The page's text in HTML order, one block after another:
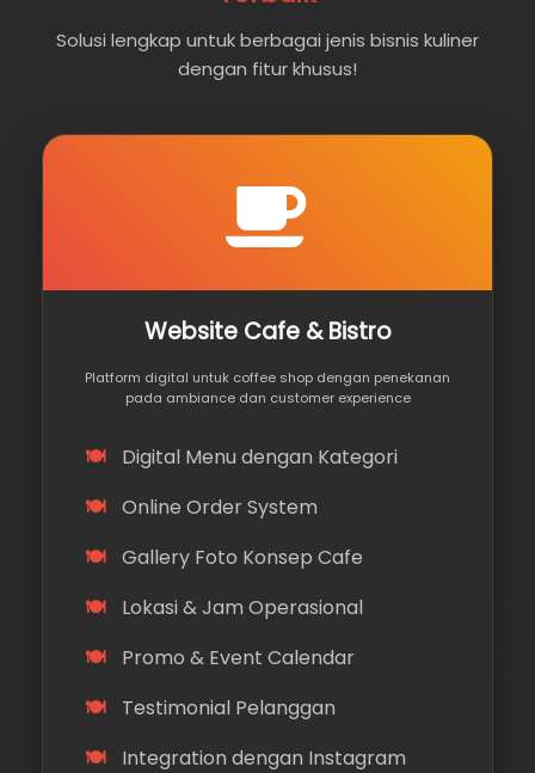
Solusi lengkap untuk berbagai jenis bisnis kuliner
dengan fitur khusus!
Website Cafe & Bistro
Platform digital untuk coffee shop dengan penekanan
pada ambiance dan customer experience
Digital Menu dengan Kategori
Online Order System
Gallery Foto Konsep Cafe
Lokasi & Jam Operasional
Promo & Event Calendar
Testimonial Pelanggan
Integration dengan Instagram